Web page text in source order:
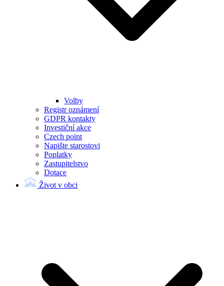
Volby
Registr oznámení
GDPR kontakty
Investiční akce
Czech point
Napište starostovi
Poplatky
Zastupitelstvo
Dotace
Život v obci